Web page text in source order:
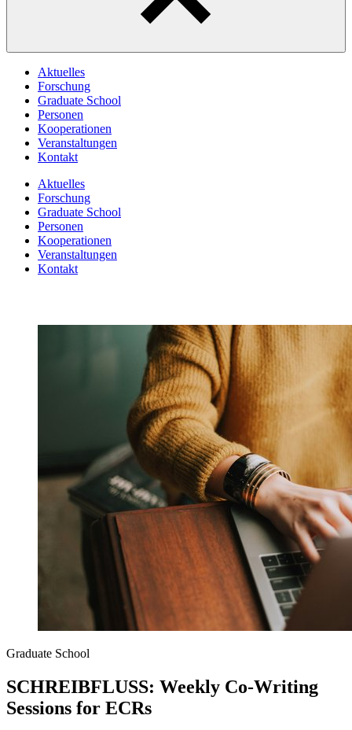
Aktuelles
Forschung
Graduate School
Personen
Kooperationen
Veranstaltungen
Kontakt
Aktuelles
Forschung
Graduate School
Personen
Kooperationen
Veranstaltungen
Kontakt
Graduate School
SCHREIBFLUSS: Weekly Co-Writing
Sessions for ECRs